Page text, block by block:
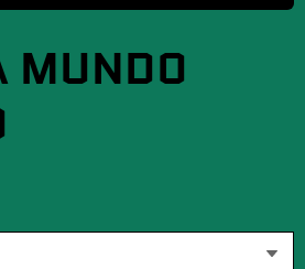
MUNDO